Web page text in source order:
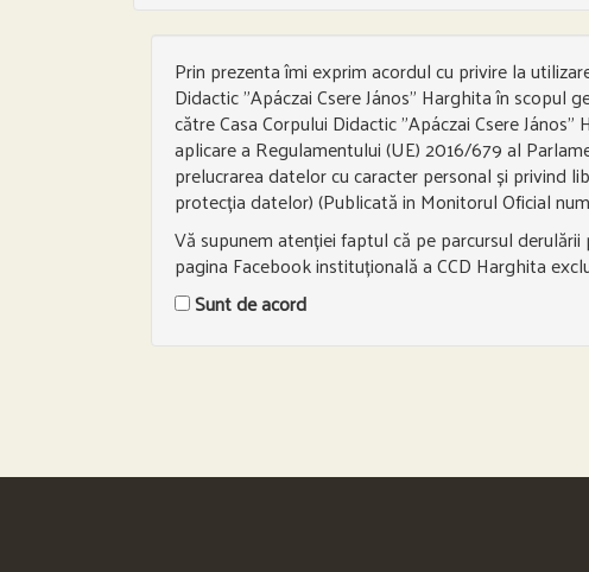
Prin prezenta îmi exprim acordul cu privire la
Didactic ”Apáczai Csere János” Harghita în
către Casa Corpului Didactic ”Apáczai Csere
aplicare a Regulamentului (UE) 2016/679 al
prelucrarea datelor cu caracter personal și privind
protecția datelor) (Publicată in Monitorul Oficial
Vă supunem atenției faptul că pe parcursul
pagina Facebook instituțională a CCD Harghita
Sunt de acord